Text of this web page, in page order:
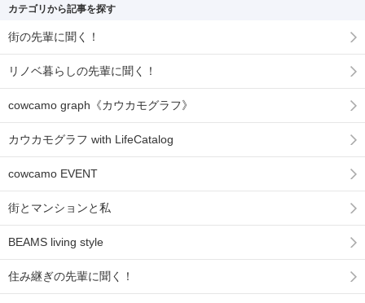
カテゴリから記事を探す
街の先輩に聞く！
リノベ暮らしの先輩に聞く！
cowcamo graph《カウカモグラフ》
カウカモグラフ with LifeCatalog
cowcamo EVENT
街とマンションと私
BEAMS living style
住み継ぎの先輩に聞く！